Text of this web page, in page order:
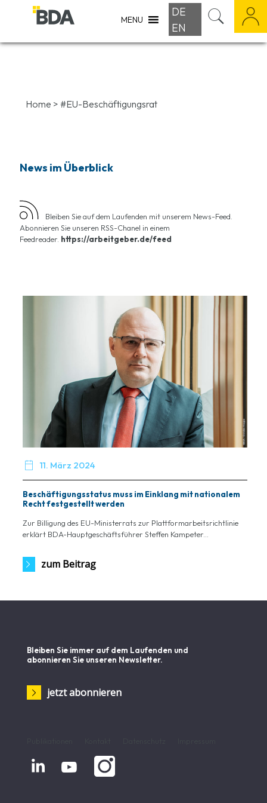
MENU
DE
EN
Home > #EU-Beschäftigungsrat
News im Überblick
Bleiben Sie auf dem Laufenden mit unserem News-Feed.
Abonnieren Sie unseren RSS-Chanel in einem
Feedreader. https://arbeitgeber.de/feed
 11. März 2024
Beschäftigungsstatus muss im Einklang mit nationalem
Recht festgestellt werden
Zur Billigung des EU-Ministerrats zur Plattformarbeitsrichtlinie
erklärt BDA-Hauptgeschäftsführer Steffen Kampeter...
zum Beitrag
Bleiben Sie immer auf dem Laufenden und
abonnieren Sie unseren Newsletter.
jetzt abonnieren
 